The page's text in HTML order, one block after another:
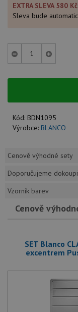
EXTRA SLEVA 580 Kč
Sleva bude
Kód: BDN1095
Výrobce: BLANCO
Cenově výhodné sety
Doporučujeme
Vzorník barev
Cenově
SET Blanco
excentrem